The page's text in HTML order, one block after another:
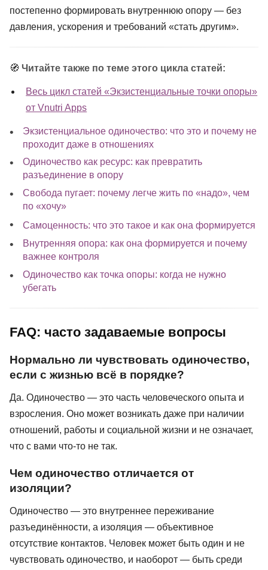
постепенно формировать внутреннюю опору — без
давления, ускорения и требований «стать другим».
🧭 Читайте также по теме этого цикла статей:
Весь цикл статей «Экзистенциальные точки опоры»
от Vnutri Apps
Экзистенциальное одиночество: что это и почему не
проходит даже в отношениях
Одиночество как ресурс: как превратить
разъединение в опору
Свобода пугает: почему легче жить по «надо», чем
по «хочу»
Самоценность: что это такое и как она формируется
Внутренняя опора: как она формируется и почему
важнее контроля
Одиночество как точка опоры: когда не нужно
убегать
FAQ: часто задаваемые вопросы
Нормально ли чувствовать одиночество,
если с жизнью всё в порядке?
Да. Одиночество — это часть человеческого опыта и
взросления. Оно может возникать даже при наличии
отношений, работы и социальной жизни и не означает,
что с вами что-то не так.
Чем одиночество отличается от
изоляции?
Одиночество — это внутреннее переживание
разъединённости, а изоляция — объективное
отсутствие контактов. Человек может быть один и не
чувствовать одиночество, и наоборот — быть среди